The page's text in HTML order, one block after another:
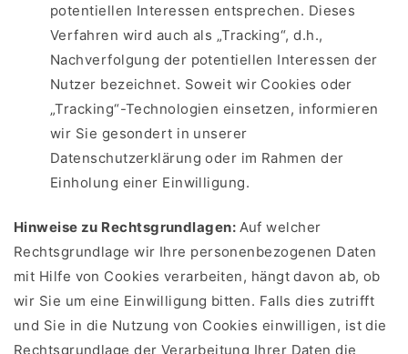
potentiellen Interessen entsprechen. Dieses
Verfahren wird auch als „Tracking“, d.h.,
Nachverfolgung der potentiellen Interessen der
Nutzer bezeichnet. Soweit wir Cookies oder
„Tracking“-Technologien einsetzen, informieren
wir Sie gesondert in unserer
Datenschutzerklärung oder im Rahmen der
Einholung einer Einwilligung.
Hinweise zu Rechtsgrundlagen: Auf welcher
Rechtsgrundlage wir Ihre personenbezogenen Daten
mit Hilfe von Cookies verarbeiten, hängt davon ab, ob
wir Sie um eine Einwilligung bitten. Falls dies zutrifft
und Sie in die Nutzung von Cookies einwilligen, ist die
Rechtsgrundlage der Verarbeitung Ihrer Daten die